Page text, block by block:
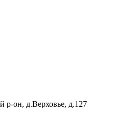
р-он, д.Верховье, д.127